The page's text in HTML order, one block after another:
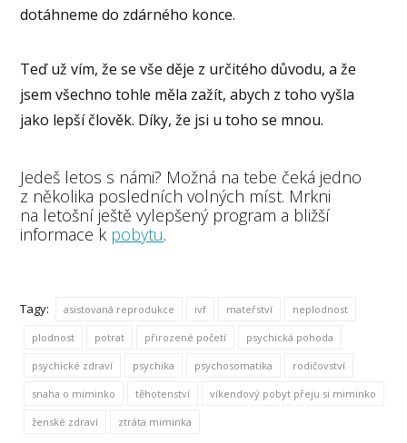
dotáhneme do zdárného konce.
Teď už vím, že se vše děje z určitého důvodu, a že
jsem všechno tohle měla zažít, abych z toho vyšla
jako lepší člověk. Díky, že jsi u toho se mnou.
Jedeš letos s námi? Možná na tebe čeká jedno
z několika posledních volných míst. Mrkni
na letošní ještě vylepšený program a bližší
informace k pobytu.
Tagy: asistovaná reprodukce ivf mateřství neplodnost
plodnost potrat přirozené početí psychická pohoda
psychické zdraví psychika psychosomatika rodičovství
snaha o miminko těhotenství víkendový pobyt přeju si miminko
ženské zdraví ztráta miminka